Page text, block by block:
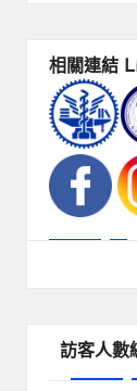
相關連結
訪客人數